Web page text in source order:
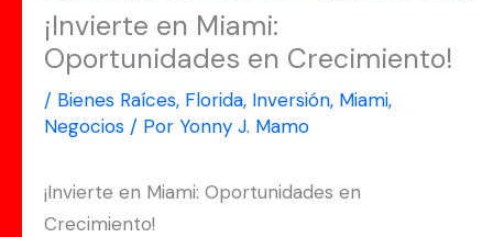
¡Invierte en Miami:
Oportunidades en Crecimiento!
/ Bienes Raíces, Florida, Inversión, Miami,
Negocios / Por Yonny J. Mamo
¡Invierte en Miami: Oportunidades en
Crecimiento!